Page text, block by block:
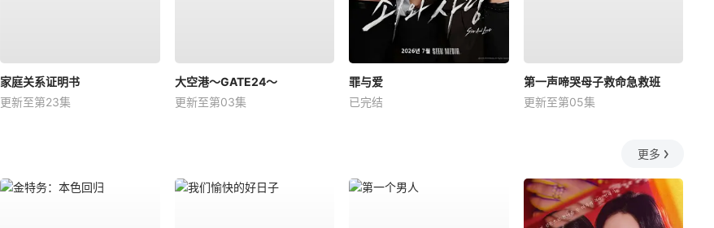
家庭关系证明书
更新至第23集
大空港～GATE24～
更新至第03集
罪与爱
已完结
第一声啼哭母子救命急救班
更新至第05集
更多